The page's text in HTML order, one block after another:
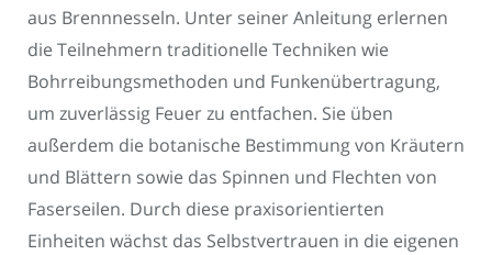
aus Brennnesseln. Unter seiner Anleitung erlernen
die Teilnehmern traditionelle Techniken wie
Bohrreibungsmethoden und Funkenübertragung,
um zuverlässig Feuer zu entfachen. Sie üben
außerdem die botanische Bestimmung von Kräutern
und Blättern sowie das Spinnen und Flechten von
Faserseilen. Durch diese praxisorientierten
Einheiten wächst das Selbstvertrauen in die eigenen